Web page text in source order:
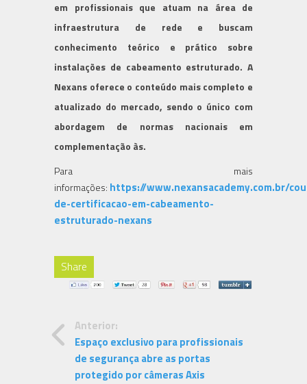
em profissionais que atuam na área de
infraestrutura de rede e buscam
conhecimento teórico e prático sobre
instalações de cabeamento estruturado. A
Nexans oferece o conteúdo mais completo e
atualizado do mercado, sendo o único com
abordagem de normas nacionais em
complementação às.
Para mais
informações: https://www.nexansacademy.com.br/
de-certificacao-em-cabeamento-
estruturado-nexans
Share
Anterior:
Espaço exclusivo para profissionais
de segurança abre as portas
protegido por câmeras Axis